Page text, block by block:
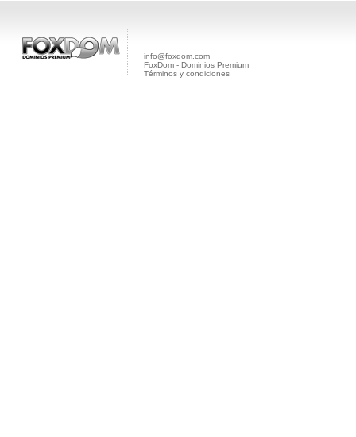
info@foxdom.com
FoxDom - Dominios Premium
Términos y condiciones